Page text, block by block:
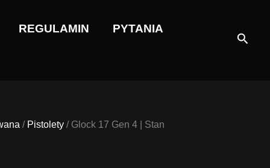
REGULAMIN
PYTANIA
/ Pistolety / Glock 17 Gen 4 | Stan